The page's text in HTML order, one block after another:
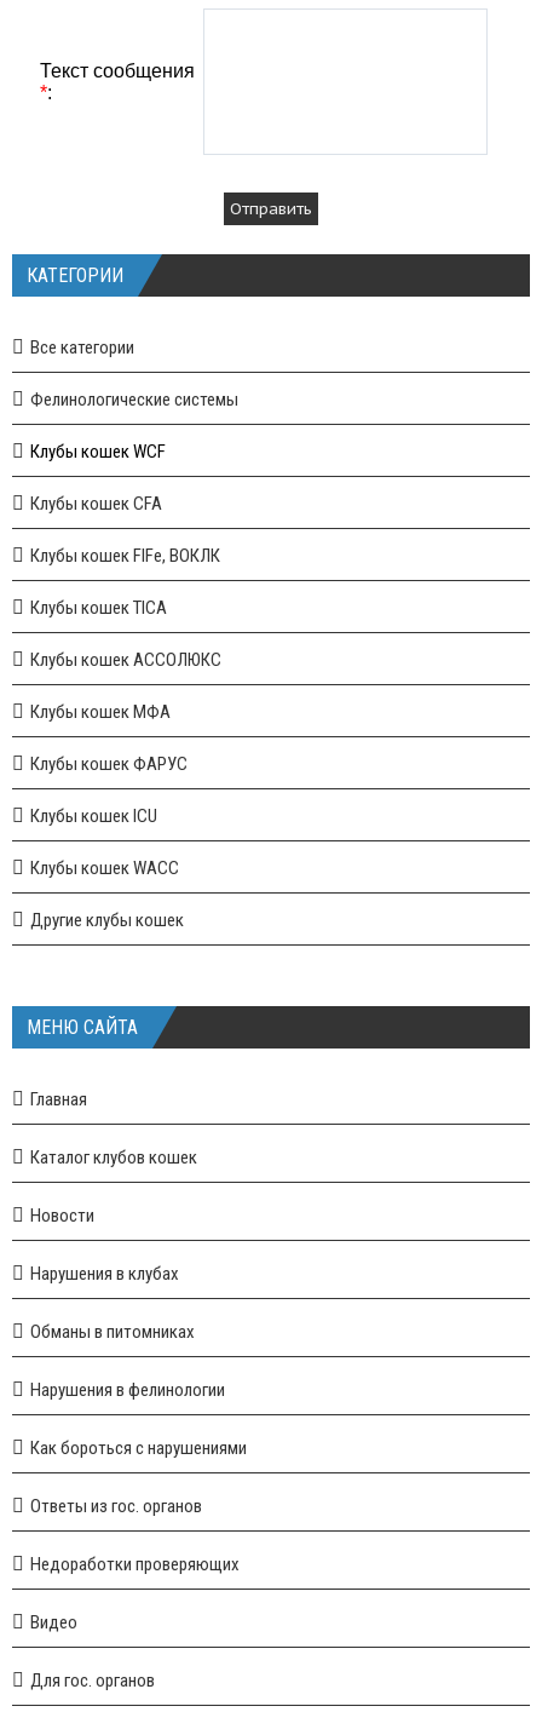
Текст сообщения
*:
КАТЕГОРИИ
Все категории
Фелинологические системы
Клубы кошек WCF
Клубы кошек CFA
Клубы кошек FIFe, ВОКЛК
Клубы кошек TICA
Клубы кошек АССОЛЮКС
Клубы кошек МФА
Клубы кошек ФАРУС
Клубы кошек ICU
Клубы кошек WACC
Другие клубы кошек
МЕНЮ САЙТА
Главная
Каталог клубов кошек
Новости
Нарушения в клубах
Обманы в питомниках
Нарушения в фелинологии
Как бороться с нарушениями
Ответы из гос. органов
Недоработки проверяющих
Видео
Для гос. органов